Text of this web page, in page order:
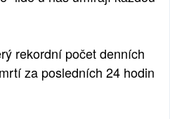
rekordní počet denních
za posledních 24 hodin